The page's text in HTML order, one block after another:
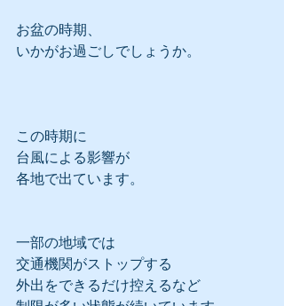
お盆の時期、
いかがお過ごしでしょうか。
この時期に
台風による影響が
各地で出ています。
一部の地域では
交通機関がストップする
外出をできるだけ控えるなど